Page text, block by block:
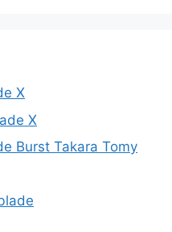
X
X
Burst Takara Tomy